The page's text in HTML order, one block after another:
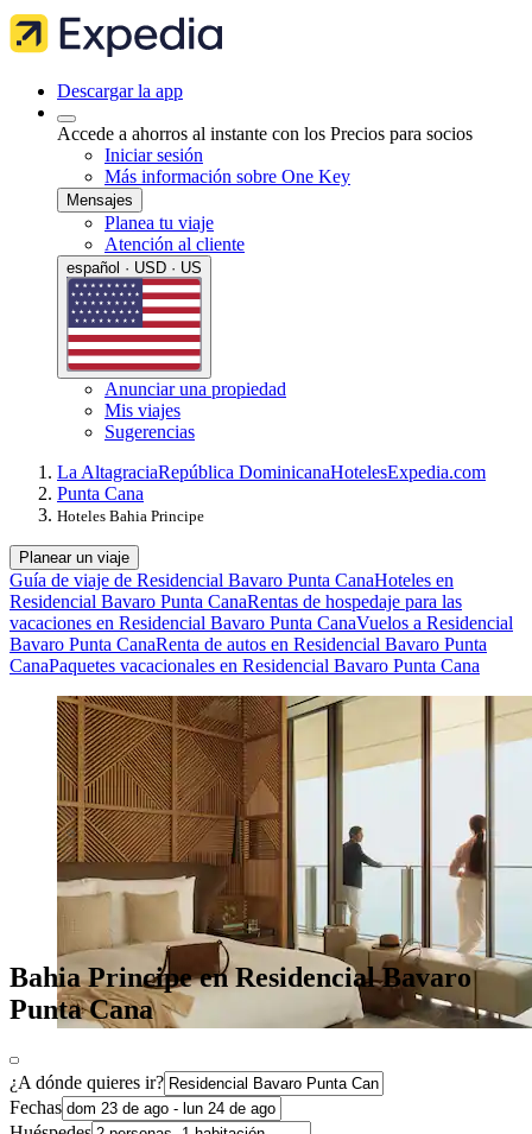
Descargar la app
Accede a ahorros al instante con los Precios para socios
Iniciar sesión
Más información sobre One Key
Mensajes
Planea tu viaje
Atención al cliente
español · USD · US
Anunciar una propiedad
Mis viajes
Sugerencias
La AltagraciaRepública DominicanaHotelesExpedia.com
Punta Cana
Hoteles Bahia Principe
Planear un viaje
Guía de viaje de Residencial Bavaro Punta CanaHoteles en
Residencial Bavaro Punta CanaRentas de hospedaje para las
vacaciones en Residencial Bavaro Punta CanaVuelos a Residencial
Bavaro Punta CanaRenta de autos en Residencial Bavaro Punta
CanaPaquetes vacacionales en Residencial Bavaro Punta Cana
Bahia Principe en Residencial Bavaro
Punta Cana
¿A dónde quieres ir?
Fechas